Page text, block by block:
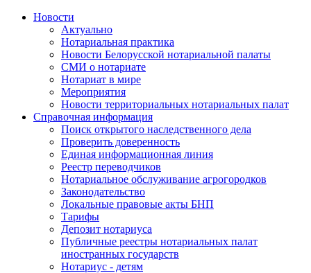
Новости
Актуально
Нотариальная практика
Новости Белорусской нотариальной палаты
СМИ о нотариате
Нотариат в мире
Мероприятия
Новости территориальных нотариальных палат
Справочная информация
Поиск открытого наследственного дела
Проверить доверенность
Единая информационная линия
Реестр переводчиков
Нотариальное обслуживание агрогородков
Законодательство
Локальные правовые акты БНП
Тарифы
Депозит нотариуса
Публичные реестры нотариальных палат
иностранных государств
Нотариус - детям